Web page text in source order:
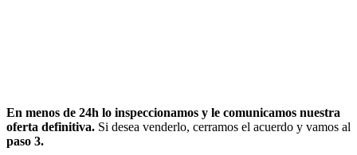
En menos de 24h lo inspeccionamos y le comunicamos nuestra
oferta definitiva. Si desea venderlo, cerramos el acuerdo y vamos al
paso 3.